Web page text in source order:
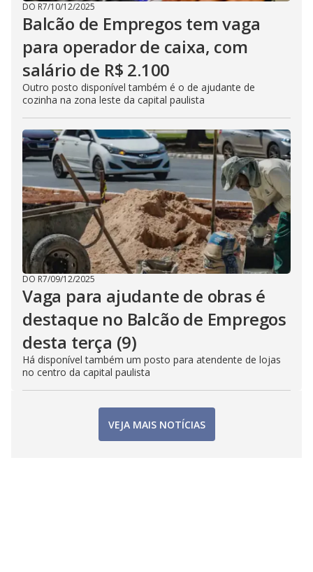
DO R7/10/12/2025
Balcão de Empregos tem vaga
para operador de caixa, com
salário de R$ 2.100
Outro posto disponível também é o de ajudante de
cozinha na zona leste da capital paulista
DO R7/09/12/2025
Vaga para ajudante de obras é
destaque no Balcão de Empregos
desta terça (9)
Há disponível também um posto para atendente de lojas
no centro da capital paulista
VEJA MAIS NOTÍCIAS